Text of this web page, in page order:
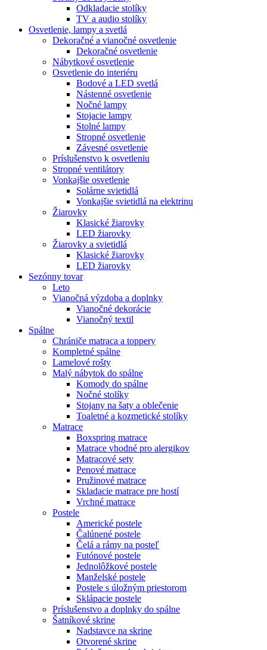
Odkladacie stolíky
TV a audio stolíky
Osvetlenie, lampy a svetlá
Dekoračné a vianočné osvetlenie
Dekoračné osvetlenie
Nábytkové osvetlenie
Osvetlenie do interiéru
Bodové a LED svetlá
Nástenné osvetlenie
Nočné lampy
Stojacie lampy
Stolné lampy
Stropné osvetlenie
Závesné osvetlenie
Príslušenstvo k osvetleniu
Stropné ventilátory
Vonkajšie osvetlenie
Solárne svietidlá
Vonkajšie svietidlá na elektrinu
Žiarovky
Klasické žiarovky
LED žiarovky
Žiarovky a svietidlá
Klasické žiarovky
LED žiarovky
Sezónny tovar
Leto
Vianočná výzdoba a doplnky
Vianočné dekorácie
Vianočný textil
Spálne
Chrániče matraca a toppery
Kompletné spálne
Lamelové rošty
Malý nábytok do spálne
Komody do spálne
Nočné stolíky
Stojany na šaty a oblečenie
Toaletné a kozmetické stolíky
Matrace
Boxspring matrace
Matrace vhodné pro alergikov
Matracové sety
Penové matrace
Pružinové matrace
Skladacie matrace pre hostí
Vrchné matrace
Postele
Americké postele
Čalúnené postele
Čelá a rámy na posteľ
Futónové postele
Jednolôžkové postele
Manželské postele
Postele s úložným priestorom
Sklápacie postele
Príslušenstvo a doplnky do spálne
Šatníkové skrine
Nadstavce na skrine
Otvorené skrine